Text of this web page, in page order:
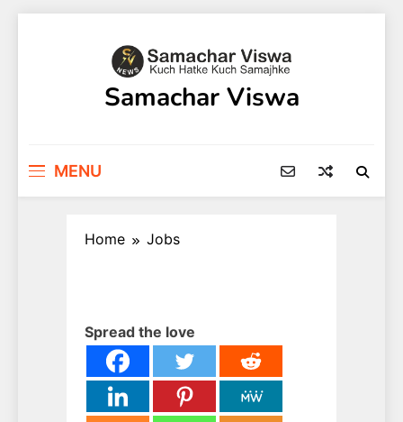
Samachar Viswa
MENU
Home Jobs
Spread the love